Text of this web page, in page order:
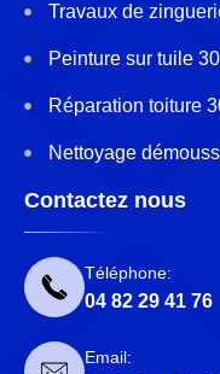
Travaux de
Peinture sur tuile 30
Réparation toiture
Nettoyage
Contactez nous
Téléphone:
04 82 29 41 76
Email: